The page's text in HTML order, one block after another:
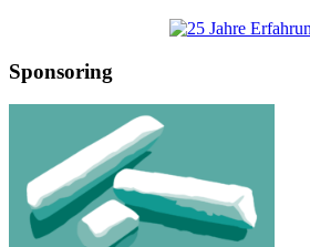
Sponsoring